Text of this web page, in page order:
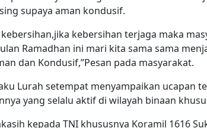
supaya aman kondusif.
kebersihan terjaga maka
Ramadhan ini mari kita sama sama
dan Kondusif,”Pesan pada masyarakat.
Lurah setempat menyampaikan ucapan
yang selalu aktif di wilayah binaan
kepada TNI khususnya Koramil 1616